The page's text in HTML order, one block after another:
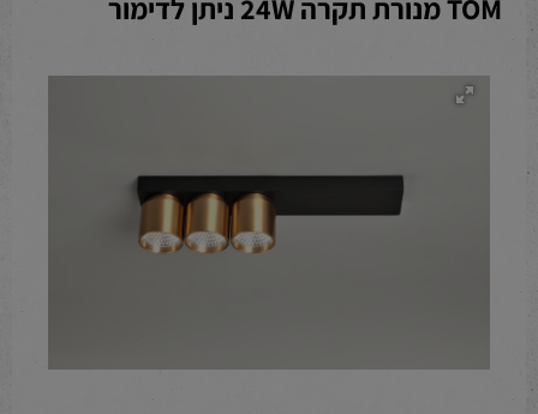
TOM מנורת תקרה 24W ניתן לדימור